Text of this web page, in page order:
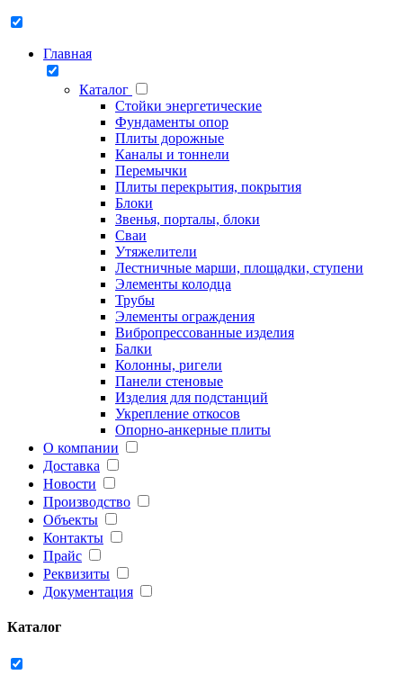
Главная
Каталог
Стойки энергетические
Фундаменты опор
Плиты дорожные
Каналы и тоннели
Перемычки
Плиты перекрытия, покрытия
Блоки
Звенья, порталы, блоки
Сваи
Утяжелители
Лестничные марши, площадки, ступени
Элементы колодца
Трубы
Элементы ограждения
Вибропрессованные изделия
Балки
Колонны, ригели
Панели стеновые
Изделия для подстанций
Укрепление откосов
Опорно-анкерные плиты
О компании
Доставка
Новости
Производство
Объекты
Контакты
Прайс
Реквизиты
Документация
Каталог